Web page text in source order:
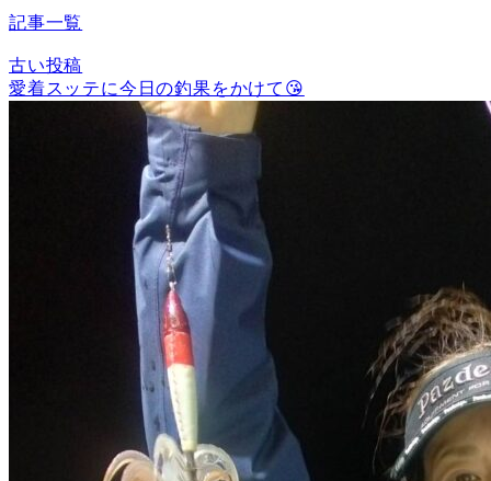
記事一覧
古い投稿
愛着スッテに今日の釣果をかけて😘